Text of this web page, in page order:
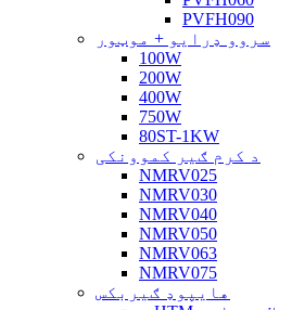
PVFH090
سروو ډرایو + موټور
100W
200W
400W
750W
80ST-1KW
د کرم ګیر کموونکی
NMRV025
NMRV030
NMRV040
NMRV050
NMRV063
NMRV075
هایپوډ ګیربکس